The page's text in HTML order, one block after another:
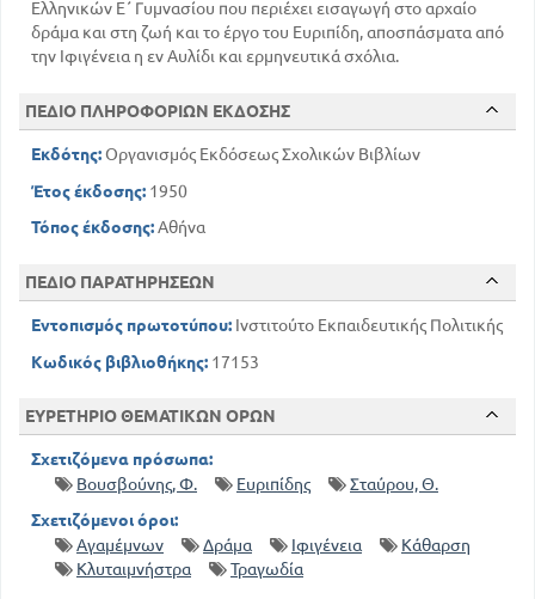
Ελληνικών Ε΄ Γυμνασίου που περιέχει εισαγωγή στο αρχαίο
δράμα και στη ζωή και το έργο του Ευριπίδη, αποσπάσματα από
την Ιφιγένεια η εν Αυλίδι και ερμηνευτικά σχόλια.
ΠΕΔΙΟ ΠΛΗΡΟΦΟΡΙΩΝ ΕΚΔΟΣΗΣ
Εκδότης:Οργανισμός Εκδόσεως Σχολικών Βιβλίων
Έτος έκδοσης: 1950
Τόπος έκδοσης:Αθήνα
ΠΕΔΙΟ ΠΑΡΑΤΗΡΗΣΕΩΝ
Εντοπισμός πρωτοτύπου: Ινστιτούτο Εκπαιδευτικής Πολιτικής
Κωδικός βιβλιοθήκης: 17153
ΕΥΡΕΤΗΡΙΟ ΘΕΜΑΤΙΚΩΝ ΟΡΩΝ
Σχετιζόμενα πρόσωπα:
Βουσβούνης, Φ.
Ευριπίδης
Σταύρου, Θ.
Σχετιζόμενοι όροι:
Αγαμέμνων
Δράμα Ιφιγένεια
Κάθαρση
Κλυταιμνήστρα
Τραγωδία